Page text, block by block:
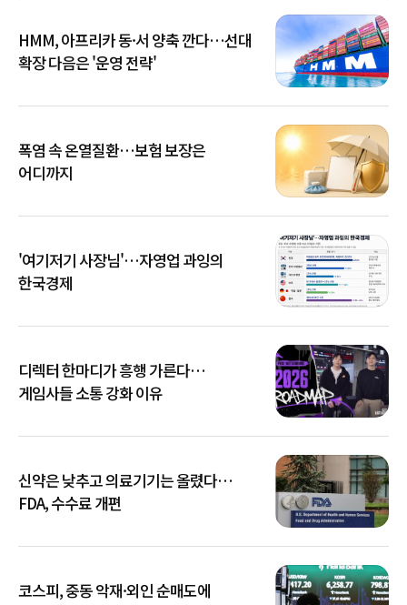
HMM, 아프리카 동·서 양축 깐다…선대
확장 다음은 '운영 전략'
폭염 속 온열질환…보험 보장은
어디까지
'여기저기 사장님'…자영업 과잉의
한국경제
디렉터 한마디가 흥행 가른다…
게임사들 소통 강화 이유
신약은 낮추고 의료기기는 올렸다…
FDA, 수수료 개편
코스피, 중동 악재·외인 순매도에